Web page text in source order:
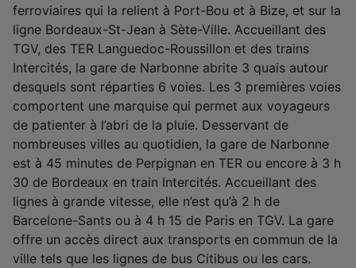
ferroviaires qui la relient à Port-Bou et à Bize, et sur la
ligne Bordeaux-St-Jean à Sète-Ville. Accueillant des
TGV, des TER Languedoc-Roussillon et des trains
Intercités, la gare de Narbonne abrite 3 quais autour
desquels sont réparties 6 voies. Les 3 premières voies
comportent une marquise qui permet aux voyageurs
de patienter à l’abri de la pluie. Desservant de
nombreuses villes au quotidien, la gare de Narbonne
est à 45 minutes de Perpignan en TER ou encore à 3 h
30 de Bordeaux en train Intercités. Accueillant des
lignes à grande vitesse, elle n’est qu’à 2 h de
Barcelone-Sants ou à 4 h 15 de Paris en TGV. La gare
offre un accès direct aux transports en commun de la
ville tels que les lignes de bus Citibus ou les cars.